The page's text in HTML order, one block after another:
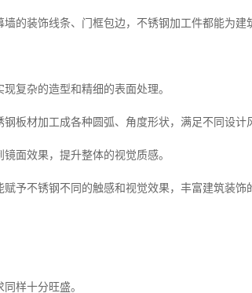
的装饰线条、门框包边，不锈钢加工件都能为建
复杂的造型和精细的表面处理。
板材加工成各种圆弧、角度形状，满足不同设计
面效果，提升整体的视觉质感。
予不锈钢不同的触感和视觉效果，丰富建筑装饰
样十分旺盛。